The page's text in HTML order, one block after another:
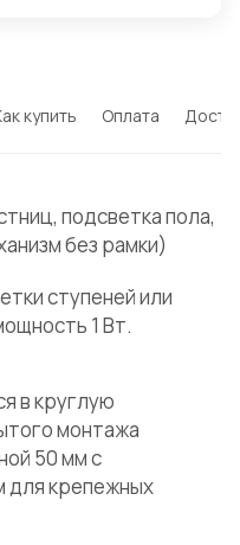
купить Оплата
подсветка пола,
без рамки)
ступеней или
1 Вт.
в круглую
монтажа
50 мм с
для крепежных